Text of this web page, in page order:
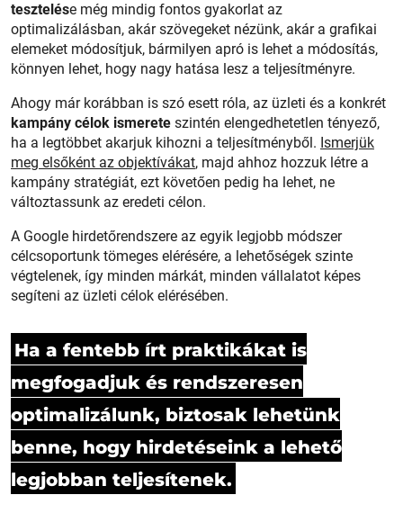
tesztelése még mindig fontos gyakorlat az
optimalizálásban, akár szövegeket nézünk, akár a grafikai
elemeket módosítjuk, bármilyen apró is lehet a módosítás,
könnyen lehet, hogy nagy hatása lesz a teljesítményre.
Ahogy már korábban is szó esett róla, az üzleti és a konkrét
kampány célok ismerete szintén elengedhetetlen tényező,
ha a legtöbbet akarjuk kihozni a teljesítményből. Ismerjük
meg elsőként az objektívákat, majd ahhoz hozzuk létre a
kampány stratégiát, ezt követően pedig ha lehet, ne
változtassunk az eredeti célon.
A Google hirdetőrendszere az egyik legjobb módszer
célcsoportunk tömeges elérésére, a lehetőségek szinte
végtelenek, így minden márkát, minden vállalatot képes
segíteni az üzleti célok elérésében.
Ha a fentebb írt praktikákat is
megfogadjuk és rendszeresen
optimalizálunk, biztosak lehetünk
benne, hogy hirdetéseink a lehető
legjobban teljesítenek.